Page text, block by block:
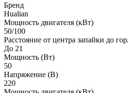
Бренд
Hualian
Мощность двигателя (кВт)
50/100
Расстояние от центра запайки до
До 21
Мощность (Вт)
50
Напряжение (В)
220